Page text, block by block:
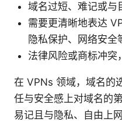
域名过短、难记或与
需要更清晰地表达
隐私保护、网络安全
法律风险或商标冲突
在 VPNs 领域，域名的
任与安全感上对域名的
易记且与隐私、自由上